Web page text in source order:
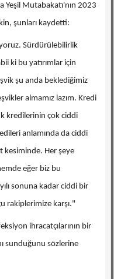
Yeşil Mutabakatı'nın 2023
şunları kaydetti:
Sürdürülebilirlik
ki bu yatırımlar için
şu anda beklediğimiz
almamız lazım. Kredi
kredilerinin çok ciddi
anlamında da ciddi
kesiminde. Her şeye
eğer biz bu
sonuna kadar ciddi bir
rakiplerimize karşı."
ihracatçılarının bir
sunduğunu sözlerine